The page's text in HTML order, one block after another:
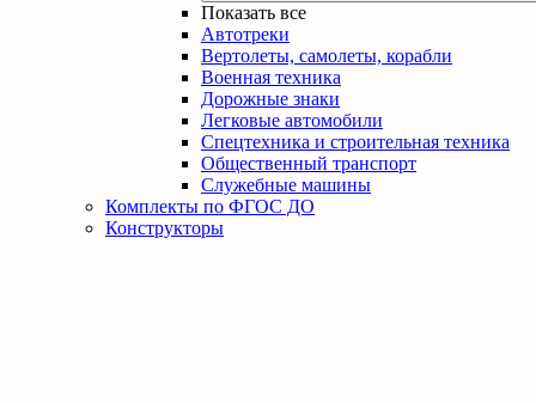
Показать все
Автотреки
Вертолеты, самолеты, корабли
Военная техника
Дорожные знаки
Легковые автомобили
Спецтехника и строительная техника
Общественный транспорт
Служебные машины
Комплекты по ФГОС ДО
Конструкторы